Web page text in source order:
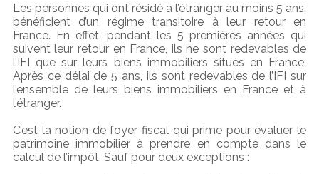
Les personnes qui ont résidé à l’étranger au moins 5 ans,
bénéficient d’un régime transitoire à leur retour en
France. En effet, pendant les 5 premières années qui
suivent leur retour en France, ils ne sont redevables de
l’IFI que sur leurs biens immobiliers situés en France.
Après ce délai de 5 ans, ils sont redevables de l’IFI sur
l’ensemble de leurs biens immobiliers en France et à
l’étranger.
C’est la notion de foyer fiscal qui prime pour évaluer le
patrimoine immobilier à prendre en compte dans le
calcul de l’impôt. Sauf pour deux exceptions :